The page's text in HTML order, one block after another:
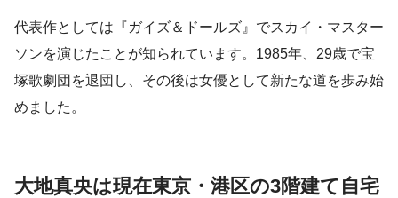
代表作としては『ガイズ＆ドールズ』でスカイ・マスター
ソンを演じたことが知られています。1985年、29歳で宝
塚歌劇団を退団し、その後は女優として新たな道を歩み始
めました。
大地真央は現在東京・港区の3階建て自宅